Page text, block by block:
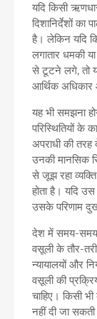
यदि किसी
दिशानिर्देशों का
है। लेकिन यदि
लगातार धमकी
से टूटने लगे, तो
आर्थिक अधिकार
यह भी समझना
परिस्थितियों के
अपराधी की
उनकी मानसिक
से जूझ रहा
होता है। यदि
उसके परिणाम
देश में समय-समय
वसूली के तौर-
न्यायालयों और
वसूली की
चाहिए। किसी
नहीं दी जा